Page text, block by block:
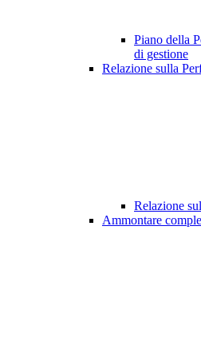
Piano della
di gestione
Relazione sulla
Relazione
Ammontare